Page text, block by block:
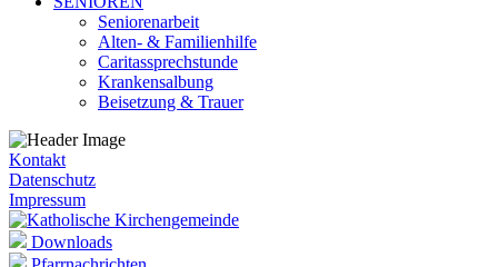
Seniorenarbeit
Alten- & Familienhilfe
Caritassprechstunde
Krankensalbung
Beisetzung & Trauer
Kontakt
Datenschutz
Impressum
Downloads